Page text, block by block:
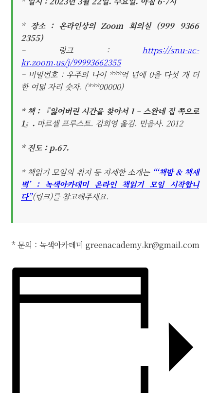
* 장소 : 온라인상의 Zoom 회의실 (999 9366
2355)
– 링크 : https://snu-ac-
kr.zoom.us/j/99993662355
– 비밀번호 : 우주의 나이 ***억 년에 0을 다섯 개 더
한 여덟 자리 숫자. (***00000)
* 책 : 『잃어버린 시간을 찾아서 1 – 스완네 집 쪽으로
1』. 마르셀 프루스트. 김희영 옮김. 민음사. 2012
* 진도 : p.67.
* 책읽기 모임의 취지 등 자세한 소개는 “‘책밤 & 책새
벽’ : 녹색아카데미 온라인 책읽기 모임 시작합니
다”(링크)를 참고해주세요.
* 문의 : 녹색아카데미 greenacademy.kr@gmail.com